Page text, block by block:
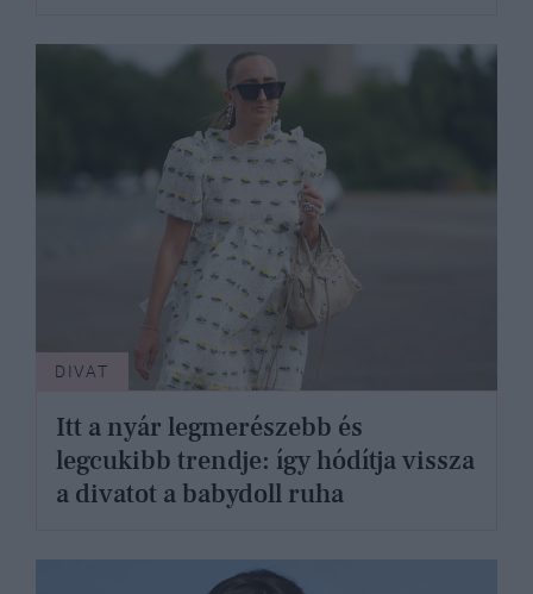
DIVAT
Itt a nyár legmerészebb és
legcukibb trendje: így hódítja vissza
a divatot a babydoll ruha